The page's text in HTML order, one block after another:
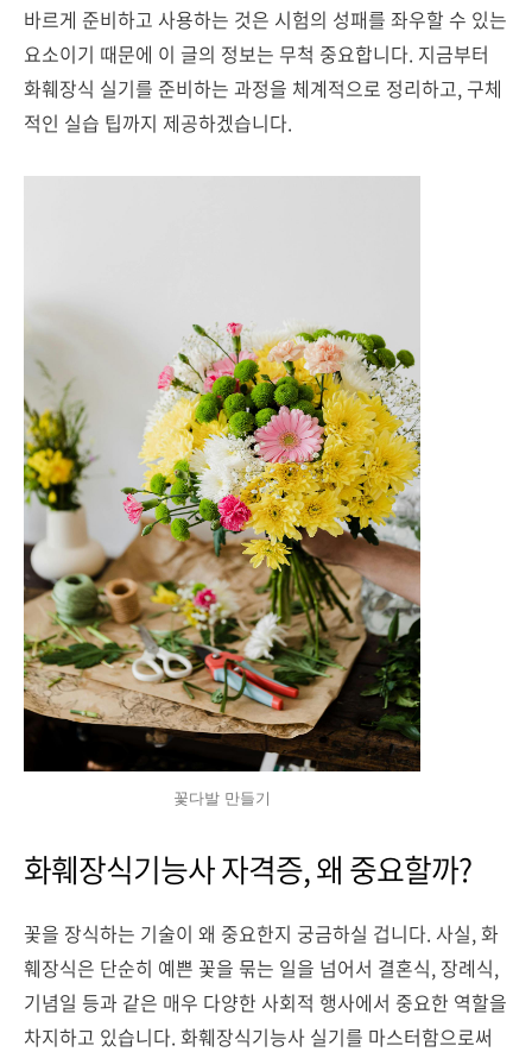
바르게 준비하고 사용하는 것은 시험의 성패를 좌우할 수 있는
요소이기 때문에 이 글의 정보는 무척 중요합니다. 지금부터
화훼장식 실기를 준비하는 과정을 체계적으로 정리하고, 구체
적인 실습 팁까지 제공하겠습니다.
꽃다발 만들기
화훼장식기능사 자격증, 왜 중요할까?
꽃을 장식하는 기술이 왜 중요한지 궁금하실 겁니다. 사실, 화
훼장식은 단순히 예쁜 꽃을 묶는 일을 넘어서 결혼식, 장례식,
기념일 등과 같은 매우 다양한 사회적 행사에서 중요한 역할을
차지하고 있습니다. 화훼장식기능사 실기를 마스터함으로써